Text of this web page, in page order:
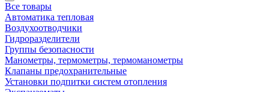
Все товары
Автоматика тепловая
Воздухоотводчики
Гидроразделители
Группы безопасности
Манометры, термометры, термоманометры
Клапаны предохранительные
Установки подпитки систем отопления